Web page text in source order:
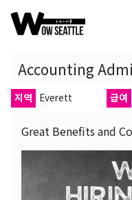
Accounting
지역 Everett 급여
Great Benefits and